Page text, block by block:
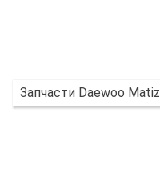
Запчасти Daewoo Matiz